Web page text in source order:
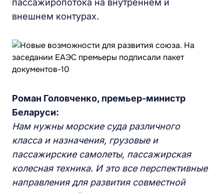
пассажиропотока на внутреннем и
внешнем контурах.
Роман Головченко, премьер-министр
Беларуси:
Нам нужны морские суда различного
класса и назначения, грузовые и
пассажирские самолеты, пассажирская
колесная техника. И это все перспективные
направления для развития совместной